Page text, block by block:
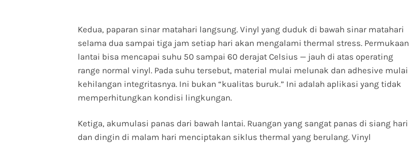
Kedua, paparan sinar matahari langsung. Vinyl yang duduk di bawah sinar matahari
selama dua sampai tiga jam setiap hari akan mengalami thermal stress. Permukaan
lantai bisa mencapai suhu 50 sampai 60 derajat Celsius — jauh di atas operating
range normal vinyl. Pada suhu tersebut, material mulai melunak dan adhesive mulai
kehilangan integritasnya. Ini bukan “kualitas buruk.” Ini adalah aplikasi yang tidak
memperhitungkan kondisi lingkungan.
Ketiga, akumulasi panas dari bawah lantai. Ruangan yang sangat panas di siang hari
dan dingin di malam hari menciptakan siklus thermal yang berulang. Vinyl